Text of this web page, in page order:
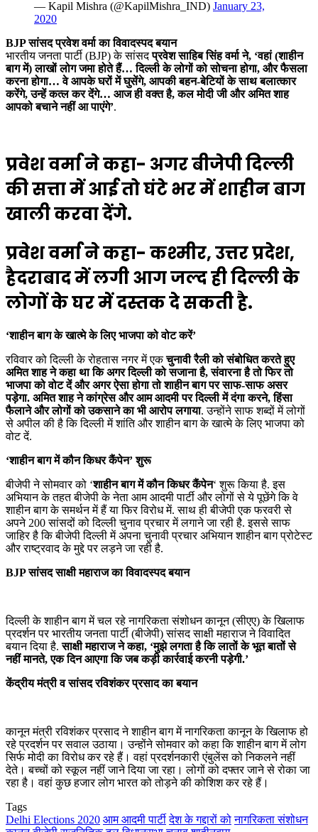
— Kapil Mishra (@KapilMishra_IND) January 23,
2020
BJP सांसद प्रवेश वर्माका विवादस्पद बयान
भारतीय जनता पार्टी (BJP) के सांसदप्रवेश साहिब सिंह वर्मा ने, ‘वहां (शाहीन
बाग में) लाखों लोग जमा होते हैं… दिल्ली के लोगों को सोचना होगा, और फैसला
करना होगा… वे आपके घरों में घुसेंगे, आपकी बहन-बेटियों के साथ बलात्कार
करेंगे, उन्हें कत्ल कर देंगे… आज ही वक्त है, कल मोदी जी और अमित शाह
आपको बचाने नहीं आ पाएंगे’.
प्रवेश वर्मा ने कहा- अगर बीजेपी दिल्ली
की सत्ता में आई तो घंटे भर में शाहीन बाग
खाली करवा देंगे.
प्रवेश वर्मा ने कहा- कश्मीर, उत्तर प्रदेश,
हैदराबाद में लगी आग जल्द ही दिल्ली के
लोगों के घर में दस्तक दे सकती है.
‘शाहीन बाग के खात्मे के लिए भाजपा को वोट करें’
रविवार को दिल्ली के रोहतास नगर में एकचुनावी रैली को संबोधित करते हुए
अमित शाह ने कहा था कि अगर दिल्ली को सजाना है, संवारना है तो फिर तो
भाजपा को वोट दें और अगर ऐसा होगा तो शाहीन बाग पर साफ-साफ असर
पड़ेगा. अमित शाह ने कांग्रेस और आम आदमी पर दिल्ली में दंगा करने, हिंसा
फैलाने और लोगों को उकसाने का भी आरोप लगाया. उन्होंने साफ शब्दों में लोगों
से अपील की है कि दिल्ली में शांति और शाहीन बाग के खात्मे के लिए भाजपा को
वोट दें.
‘शाहीन बाग में कौन किधर कैंपेन’ शुरू
बीजेपी ने सोमवार को ‘शाहीन बाग में कौन किधर कैंपेन‘ शुरू किया है. इस
अभियान के तहत बीजेपी के नेता आम आदमी पार्टी और लोगों से ये पूछेंगे कि वे
शाहीन बाग के समर्थन में हैं या फिर विरोध में. साथ ही बीजेपी एक फरवरी से
अपने 200 सांसदों को दिल्ली चुनाव प्रचार में लगाने जा रही है. इससे साफ
जाहिर है कि बीजेपी दिल्ली में अपना चुनावी प्रचार अभियान शाहीन बाग प्रोटेस्ट
और राष्ट्रवाद के मुद्दे पर लड़ने जा रही है.
BJP सांसद साक्षी महाराज का विवादस्पद बयान
दिल्ली के शाहीन बाग में चल रहे नागरिकता संशोधन कानून (सीएए) के खिलाफ
प्रदर्शन पर भारतीय जनता पार्टी (बीजेपी) सांसद साक्षी महाराज ने विवादित
बयान दिया है.साक्षी महाराज ने कहा, ‘मुझे लगता है कि लातों के भूत बातों से
नहीं मानते, एक दिन आएगा कि जब कड़ी कार्रवाई करनी पड़ेगी.’
केंद्रीय मंत्री व सांसद रविशंकर प्रसाद का बयान
कानून मंत्री रविशंकर प्रसाद ने शाहीन बाग में नागरिकता कानून के खिलाफ हो
रहे प्रदर्शन पर सवाल उठाया। उन्होंने सोमवार को कहा कि शाहीन बाग में लोग
सिर्फ मोदी का विरोध कर रहे हैं। वहां प्रदर्शनकारी एंबुलेंस को निकलने नहीं
देते। बच्चों को स्कूल नहीं जाने दिया जा रहा। लोगों को दफ्तर जाने से रोका जा
रहा है। वहां कुछ हजार लोग भारत को तोड़ने की कोशिश कर रहे हैं।
Tags
Delhi Elections 2020 आम आदमी पार्टी देश के गद्दारों को नागरिकता संशोधन